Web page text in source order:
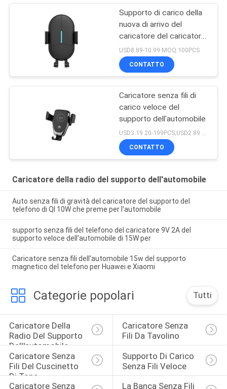
Supporto di carico della
nuova di arrivo del
caricatore del caricatore
automobile veloce senza
fili universale della radio
USD8.89-10.99 MOQ:100PCS
CONTATTO
Caricatore senza fili di
carico veloce del
supporto dell'automobile
CONTATTO
Caricatore della radio del supporto dell'automobile
Auto senza fili di gravità del caricatore del supporto del
telefono di QI 10W che preme per l'automobile
supporto senza fili del telefono del caricatore 9V 2A del
supporto veloce dell'automobile di 15W per
Caricatore senza fili dell'automobile 15w del supporto
magnetico del telefono per Huawei e Xiaomi
Categorie popolari Tutti
Caricatore Della
Radio Del Supporto
Dell'automobile
Caricatore Senza
Fili Da Tavolino
Caricatore Senza
Fili Del Cuscinetto
Di Topo
Supporto Di Carico
Senza Fili Veloce
Caricatore Senza
La Banca Senza Fili